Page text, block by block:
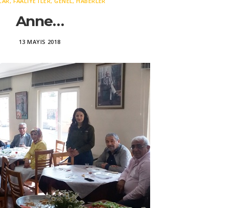
Anne…
13 MAYIS 2018